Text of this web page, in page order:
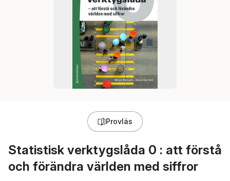
Provläs
Statistisk verktygslåda 0 : att förstå
och förändra världen med siffror